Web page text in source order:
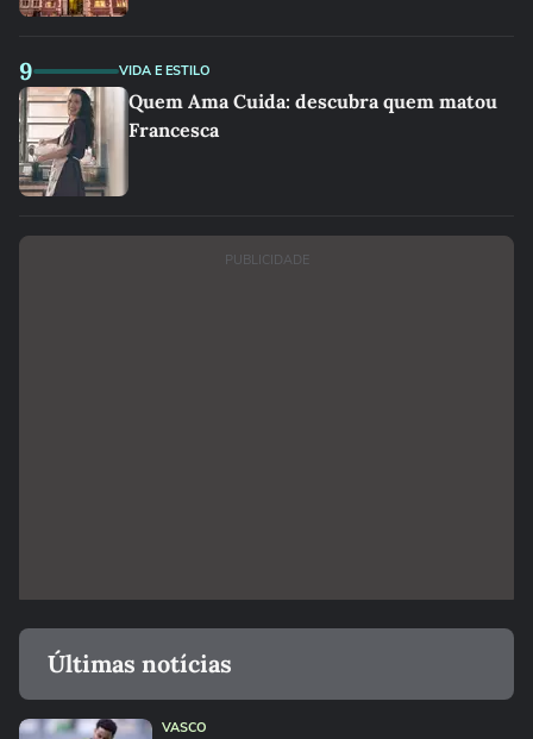
9 VIDA E ESTILO
Quem Ama Cuida: descubra quem matou
Francesca
PUBLICIDADE
Últimas notícias
VASCO